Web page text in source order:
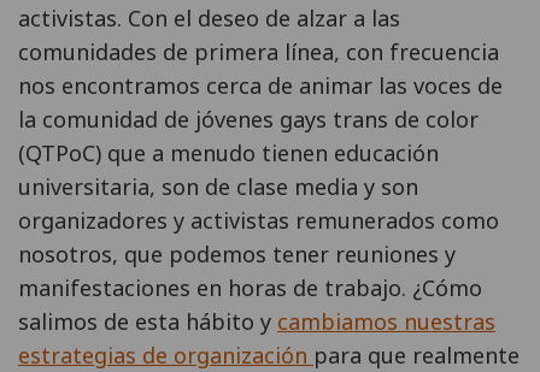
activistas. Con el deseo de alzar a las
comunidades de primera línea, con frecuencia
nos encontramos cerca de animar las voces de
la comunidad de jóvenes gays trans de color
(QTPoC) que a menudo tienen educación
universitaria, son de clase media y son
organizadores y activistas remunerados como
nosotros, que podemos tener reuniones y
manifestaciones en horas de trabajo. ¿Cómo
salimos de esta hábito y cambiamos nuestras
estrategias de organización para que realmente